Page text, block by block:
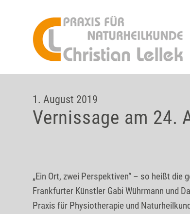
1. August 2019
Vernissage am 24.
„Ein Ort, zwei Perspektiven“ – so heißt die
Frankfurter Künstler Gabi Wührmann und
Praxis für Physiotherapie und